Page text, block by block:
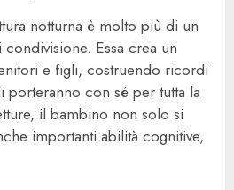
notturna è molto più di un
Essa crea un
e figli, costruendo ricordi
con sé per tutta la
il bambino non solo si
importanti abilità cognitive,